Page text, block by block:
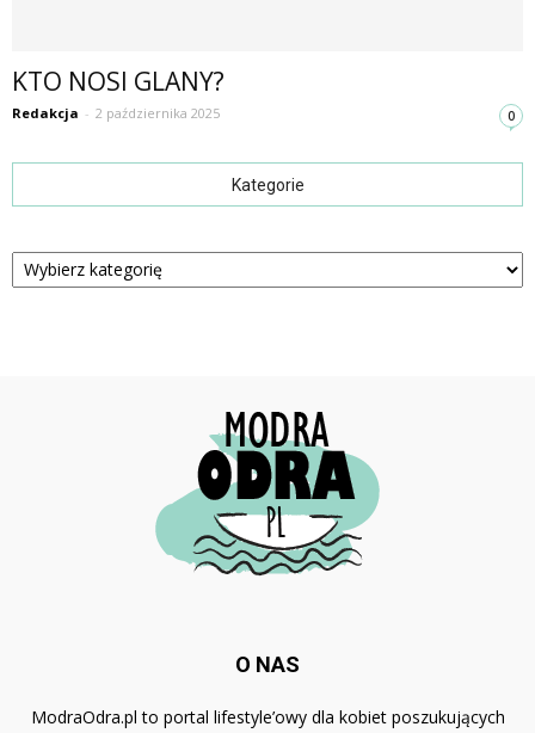
KTO NOSI GLANY?
Redakcja - 2 października 2025 0
Kategorie
Kategorie
O NAS
ModraOdra.pl to portal lifestyle’owy dla kobiet poszukujących